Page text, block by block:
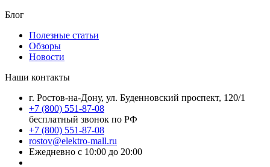
Блог
Полезные статьи
Обзоры
Новости
Наши контакты
г. Ростов-на-Дону, ул. Буденновский проспект, 120/1
+7 (800) 551-87-08
бесплатный звонок по РФ
+7 (800) 551-87-08
rostov@elektro-mall.ru
Ежедневно с 10:00 до 20:00